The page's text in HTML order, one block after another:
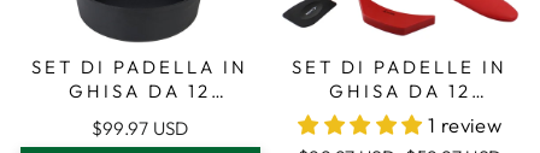
SET DI PADELLA IN
GHISA DA 12
POLLICI/30 CM
(EXTRA PROFONDO)
$99.97 USD
SET DI PADELLE IN
GHISA DA 12
POLLICI/30,5 CM
(EXTRA
1 review